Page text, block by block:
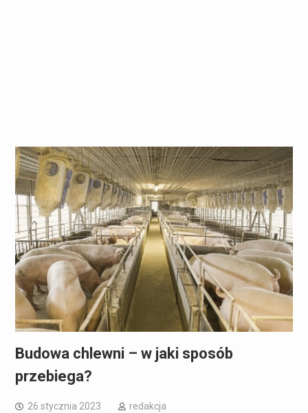
Budowa chlewni – w jaki sposób
przebiega?
26 stycznia 2023 redakcja